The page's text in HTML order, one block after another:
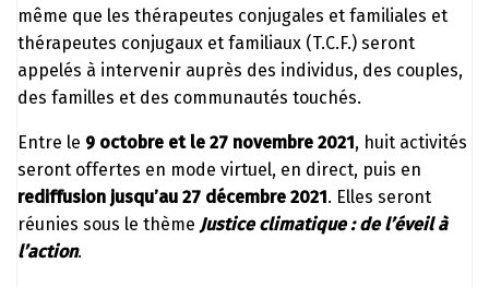
même que les thérapeutes conjugales et familiales et
thérapeutes conjugaux et familiaux (T.C.F.) seront
appelés à intervenir auprès des individus, des couples,
des familles et des communautés touchés.
Entre le 9 octobre et le 27 novembre 2021, huit activités
seront offertes en mode virtuel, en direct, puis en
rediffusion jusqu’au 27 décembre 2021. Elles seront
réunies sous le thème Justice climatique : de l’éveil à
l’action.